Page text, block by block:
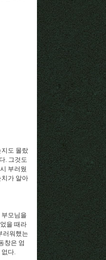
도 몰랐
. 그것도
부러웠
치가 알아
모님을
을 때라
러워했는
창은 엄
없다.